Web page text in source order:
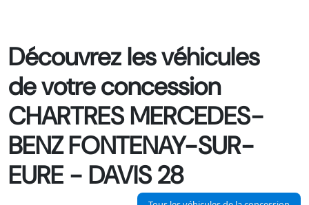
Découvrez les véhicules
de votre concession
CHARTRES MERCEDES-
BENZ FONTENAY-SUR-
EURE - DAVIS 28